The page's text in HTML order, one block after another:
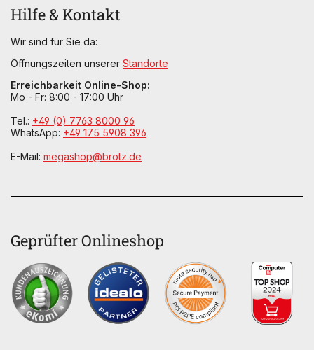
Hilfe & Kontakt
Wir sind für Sie da:
Öffnungszeiten unserer Standorte
Erreichbarkeit Online-Shop:
Mo - Fr: 8:00 - 17:00 Uhr
Tel.: +49 (0) 7763 8000 96
WhatsApp: +49 175 5908 396
E-Mail: megashop@brotz.de
Geprüfter Onlineshop